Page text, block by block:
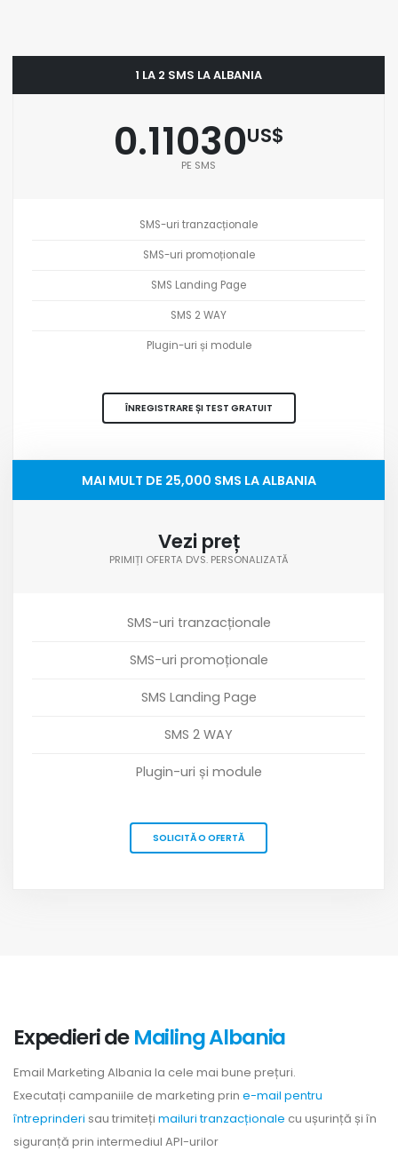
1 LA 2 SMS LA ALBANIA
0.11030US$
PE SMS
SMS-uri tranzacționale
SMS-uri promoționale
SMS Landing Page
SMS 2 WAY
Plugin-uri și module
ÎNREGISTRARE ȘI TEST GRATUIT
MAI MULT DE 25,000 SMS LA ALBANIA
Vezi preț
PRIMIȚI OFERTA DVS. PERSONALIZATĂ
SMS-uri tranzacționale
SMS-uri promoționale
SMS Landing Page
SMS 2 WAY
Plugin-uri și module
SOLICITĂ O OFERTĂ
Expedieri deMailing Albania
Email Marketing Albania la cele mai bune prețuri.
Executați campaniile de marketing prin e-mail pentru
întreprinderi sau trimiteți mailuri tranzacționale cu ușurință și în
siguranță prin intermediul API-urilor